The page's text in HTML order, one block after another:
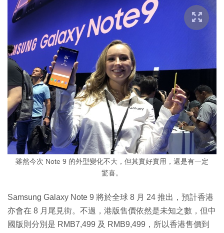
雖然今次 Note 9 的外型變化不大，但其實好實用，還是有一定
驚喜。
Samsung Galaxy Note 9 將於全球 8 月 24 推出，預計香港
亦會在 8 月尾見街。不過，港版售價依然是未知之數，但中
國版則分別是 RMB7,499 及 RMB9,499，所以香港售價到